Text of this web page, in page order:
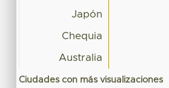
Japón
Chequia
Australia
Ciudades con más visualizaciones